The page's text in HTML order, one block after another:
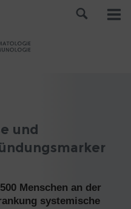
und
Menschen an der
systemische